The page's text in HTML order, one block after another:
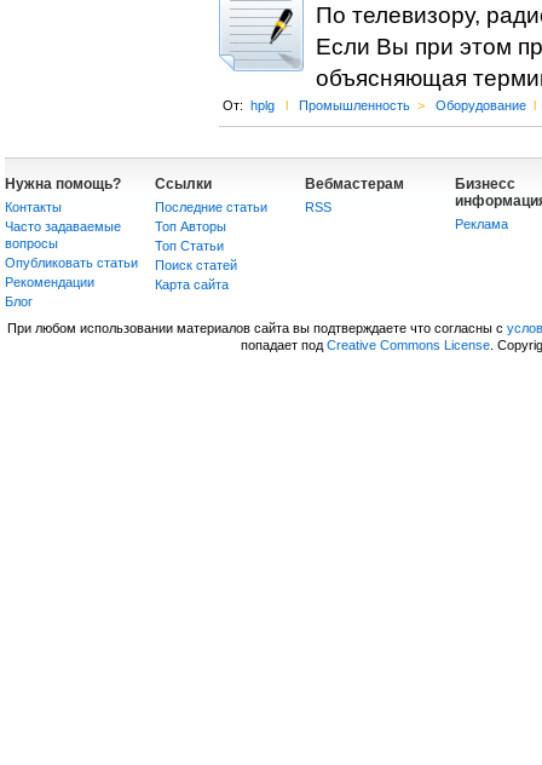
По телевизору,
Если Вы при этом
объясняющая
От: hplg l Промышленность > Оборудование l
Нужна помощь?
Контакты
Часто задаваемые
вопросы
Опубликовать статьи
Рекомендации
Блог
Ссылки
Последние статьи
Топ Авторы
Топ Статьи
Поиск статей
Карта сайта
Вебмастерам
RSS
Бизнесс
Реклама
При любом использовании материалов сайта вы подтверждаете что согласны с
попадает под Creative Commons License.